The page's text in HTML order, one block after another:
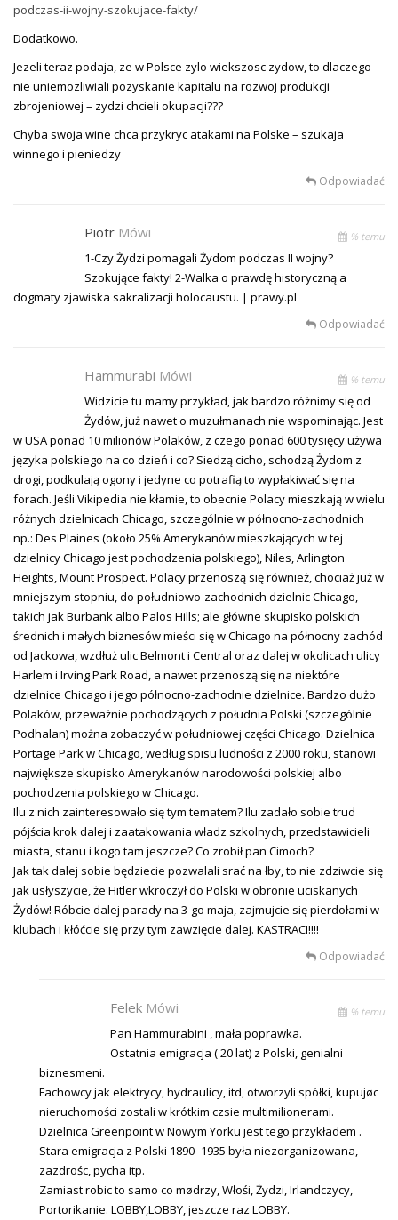
podczas-ii-wojny-szokujace-fakty/
Dodatkowo.
Jezeli teraz podaja, ze w Polsce zylo wiekszosc zydow, to dlaczego
nie uniemozliwiali pozyskanie kapitalu na rozwoj produkcji
zbrojeniowej – zydzi chcieli okupacji???
Chyba swoja wine chca przykryc atakami na Polske – szukaja
winnego i pieniedzy
Odpowiadać
Piotr Mówi % temu
1-Czy Żydzi pomagali Żydom podczas II wojny?
Szokujące fakty! 2-Walka o prawdę historyczną a
dogmaty zjawiska sakralizacji holocaustu. | prawy.pl
Odpowiadać
Hammurabi Mówi % temu
Widzicie tu mamy przykład, jak bardzo różnimy się od
Żydów, już nawet o muzułmanach nie wspominając. Jest
w USA ponad 10 milionów Polaków, z czego ponad 600 tysięcy używa
języka polskiego na co dzień i co? Siedzą cicho, schodzą Żydom z
drogi, podkulają ogony i jedyne co potrafią to wypłakiwać się na
forach. Jeśli Vikipedia nie kłamie, to obecnie Polacy mieszkają w wielu
różnych dzielnicach Chicago, szczególnie w północno-zachodnich
np.: Des Plaines (około 25% Amerykanów mieszkających w tej
dzielnicy Chicago jest pochodzenia polskiego), Niles, Arlington
Heights, Mount Prospect. Polacy przenoszą się również, chociaż już w
mniejszym stopniu, do południowo-zachodnich dzielnic Chicago,
takich jak Burbank albo Palos Hills; ale główne skupisko polskich
średnich i małych biznesów mieści się w Chicago na północny zachód
od Jackowa, wzdłuż ulic Belmont i Central oraz dalej w okolicach ulicy
Harlem i Irving Park Road, a nawet przenoszą się na niektóre
dzielnice Chicago i jego północno-zachodnie dzielnice. Bardzo dużo
Polaków, przeważnie pochodzących z południa Polski (szczególnie
Podhalan) można zobaczyć w południowej części Chicago. Dzielnica
Portage Park w Chicago, według spisu ludności z 2000 roku, stanowi
największe skupisko Amerykanów narodowości polskiej albo
pochodzenia polskiego w Chicago.
Ilu z nich zainteresowało się tym tematem? Ilu zadało sobie trud
pójścia krok dalej i zaatakowania władz szkolnych, przedstawicieli
miasta, stanu i kogo tam jeszcze? Co zrobił pan Cimoch?
Jak tak dalej sobie będziecie pozwalali srać na łby, to nie zdziwcie się
jak usłyszycie, że Hitler wkroczył do Polski w obronie uciskanych
Żydów! Róbcie dalej parady na 3-go maja, zajmujcie się pierdołami w
klubach i kłóćcie się przy tym zawzięcie dalej. KASTRACI!!!!
Odpowiadać
Felek Mówi % temu
Pan Hammurabini , mała poprawka.
Ostatnia emigracja ( 20 lat) z Polski, genialni
biznesmeni.
Fachowcy jak elektrycy, hydraulicy, itd, otworzyli spółki, kupujøc
nieruchomości zostali w krótkim czsie multimilionerami.
Dzielnica Greenpoint w Nowym Yorku jest tego przykładem .
Stara emigracja z Polski 1890- 1935 była niezorganizowana,
zazdrośc, pycha itp.
Zamiast robic to samo co mødrzy, Włośi, Żydzi, Irlandczycy,
Portorikanie. LOBBY,LOBBY, jeszcze raz LOBBY.